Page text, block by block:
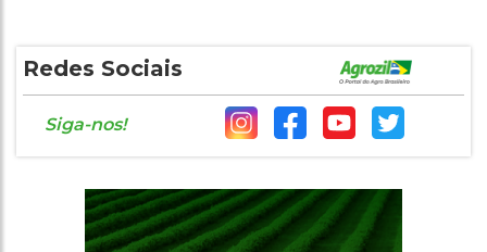
Redes Sociais
Siga-nos!